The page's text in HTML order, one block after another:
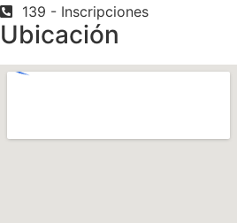
139 - Inscripciones
Ubicación